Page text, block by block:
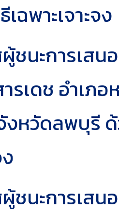
ฉพาะเจาะจง
ชนะการเส
รเดช อำเภ
งหวัดลพบุรี
ชนะการเส